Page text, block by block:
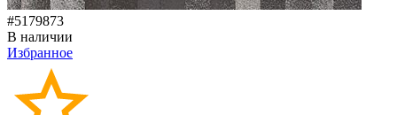
#5179873
В наличии
Избранное